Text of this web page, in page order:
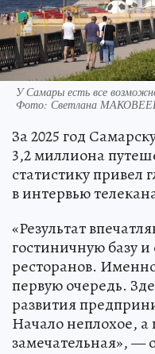
У Самары есть все
Фото: Светлана
За 2025 год
3,2 миллиона
статистику привел
в интервью
«Результат
гостиничную базу
ресторанов.
первую очередь.
развития
Начало неплохое, а
замечательная», —